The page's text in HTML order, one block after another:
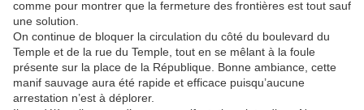
comme pour montrer que la fermeture des frontières est tout sauf
une solution.
On continue de bloquer la circulation du côté du boulevard du
Temple et de la rue du Temple, tout en se mêlant à la foule
présente sur la place de la République. Bonne ambiance, cette
manif sauvage aura été rapide et efficace puisqu’aucune
arrestation n’est à déplorer.